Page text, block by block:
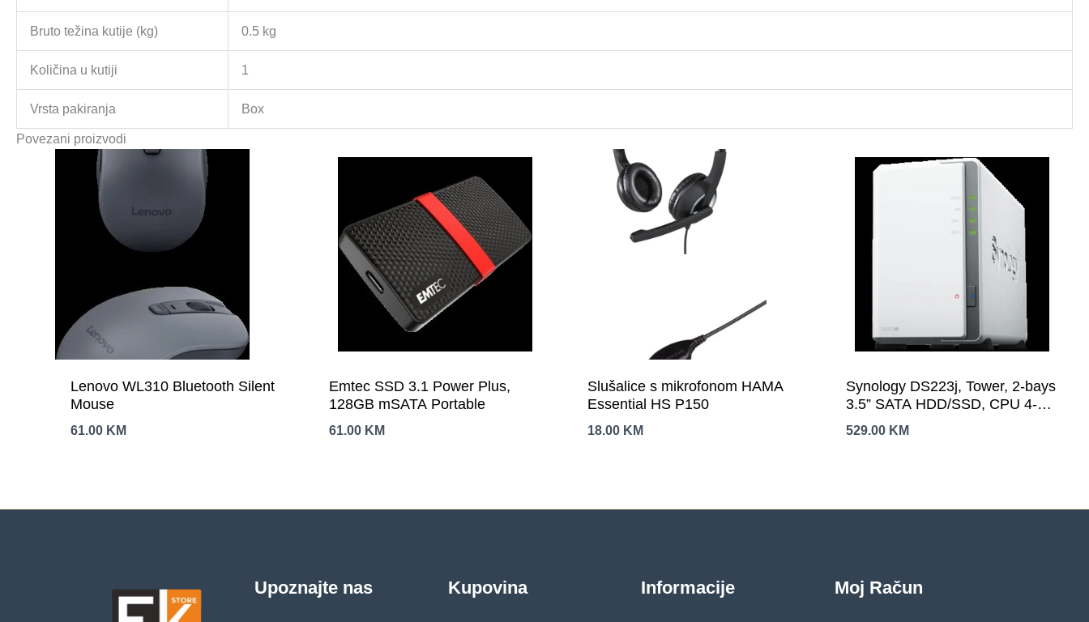
Bruto težina kutije (kg) 0.5 kg
Količina u kutiji 1
Vrsta pakiranja Box
Povezani proizvodi
Lenovo WL310 Bluetooth Silent
Mouse
61.00 KM
Emtec SSD 3.1 Power Plus,
128GB mSATA Portable
61.00 KM
Slušalice s mikrofonom HAMA
Essential HS P150
18.00 KM
Synology DS223j, Tower, 2-bays
3.5” SATA HDD/SSD, CPU 4-
core 1.7 GHz; 1 GB DDR4 non-
ECC; 1 x RJ-45 1GbE LAN Port;
529.00 KM
Upoznajte nas Kupovina Informacije Moj Račun